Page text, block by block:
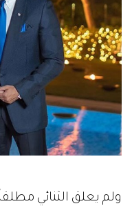
ولم يعلق الثنائي